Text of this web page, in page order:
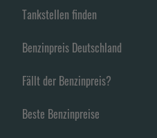
Tankstellen finden
Benzinpreis Deutschland
Fällt der Benzinpreis?
Beste Benzinpreise